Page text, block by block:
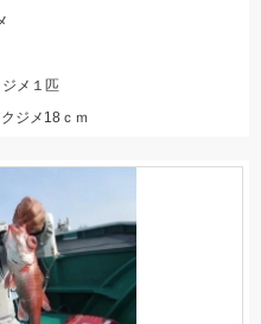
メ１匹
ジメ18ｃｍ